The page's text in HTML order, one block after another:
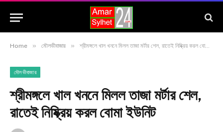
Home » মৌলভীবাজার » শ্রীমঙ্গলে খাল খননে মিলল তাজা মর্টার শেল, রাতেই নিষ্ক্রিয় করল বোমা ইউনিট
মৌলভীবাজার
শ্রীমঙ্গলে খাল খননে মিলল তাজা মর্টার শেল,
রাতেই নিষ্ক্রিয় করল বোমা ইউনিট